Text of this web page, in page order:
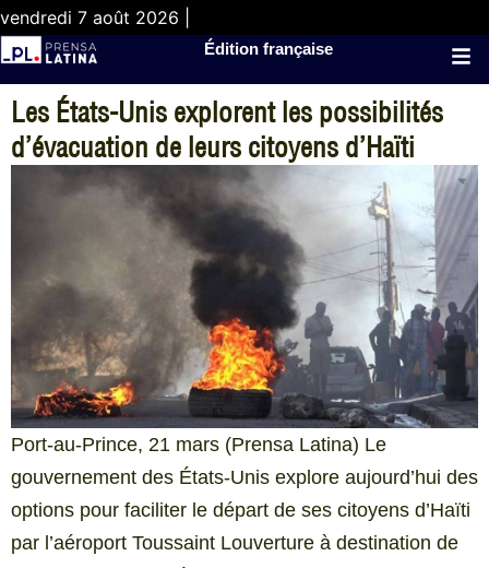
vendredi 7 août 2026 |
Édition française
Les États-Unis explorent les possibilités
d’évacuation de leurs citoyens d’Haïti
Port-au-Prince, 21 mars (Prensa Latina) Le
gouvernement des États-Unis explore aujourd’hui des
options pour faciliter le départ de ses citoyens d’Haïti
par l’aéroport Toussaint Louverture à destination de